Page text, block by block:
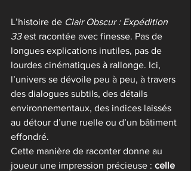
L’histoire de Clair Obscur : Expédition
33 est racontée avec finesse. Pas de
longues explications inutiles, pas de
lourdes cinématiques à rallonge. Ici,
l’univers se dévoile peu à peu, à travers
des dialogues subtils, des détails
environnementaux, des indices laissés
au détour d’une ruelle ou d’un bâtiment
effondré.
Cette manière de raconter donne au
joueur une impression précieuse : celle